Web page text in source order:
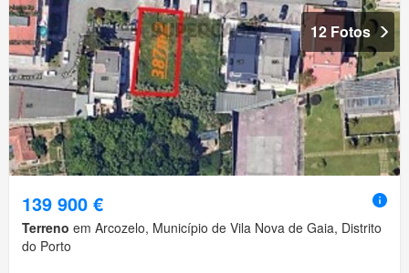
12 Fotos
139 900 €
Terreno em Arcozelo, Município de Vila Nova de Gaia, Distrito
do Porto